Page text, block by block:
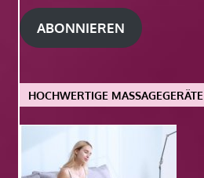
Adresse
ABONNIEREN
HOCHWERTIGE MASSAGEGERÄTE